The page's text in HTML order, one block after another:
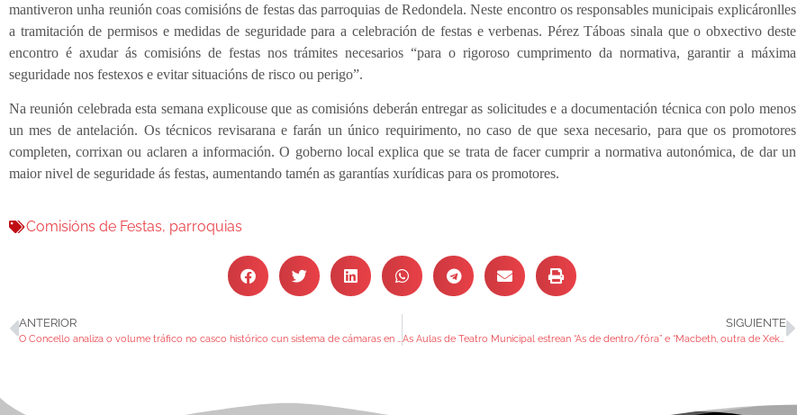
mantiveron unha reunión coas comisións de festas das parroquias de Redondela. Neste encontro os responsables municipais explicáronlles
a tramitación de permisos e medidas de seguridade para a celebración de festas e verbenas. Pérez Táboas sinala que o obxectivo deste
encontro é axudar ás comisións de festas nos trámites necesarios “para o rigoroso cumprimento da normativa, garantir a máxima
seguridade nos festexos e evitar situacións de risco ou perigo”.
Na reunión celebrada esta semana explicouse que as comisións deberán entregar as solicitudes e a documentación técnica con polo menos
un mes de antelación. Os técnicos revisarana e farán un único requirimento, no caso de que sexa necesario, para que os promotores
completen, corrixan ou aclaren a información. O goberno local explica que se trata de facer cumprir a normativa autonómica, de dar un
maior nivel de seguridade ás festas, aumentando tamén as garantías xurídicas para os promotores.
Comisións de Festas, parroquias
ANTERIOR SIGUIENTE